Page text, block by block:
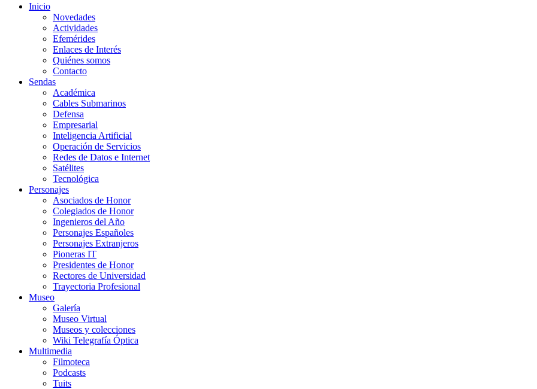
Inicio
Novedades
Actividades
Efemérides
Enlaces de Interés
Quiénes somos
Contacto
Sendas
Académica
Cables Submarinos
Defensa
Empresarial
Inteligencia Artificial
Operación de Servicios
Redes de Datos e Internet
Satélites
Tecnológica
Personajes
Asociados de Honor
Colegiados de Honor
Ingenieros del Año
Personajes Españoles
Personajes Extranjeros
Pioneras IT
Presidentes de Honor
Rectores de Universidad
Trayectoria Profesional
Museo
Galería
Museo Virtual
Museos y colecciones
Wiki Telegrafía Óptica
Multimedia
Filmoteca
Podcasts
Tuits